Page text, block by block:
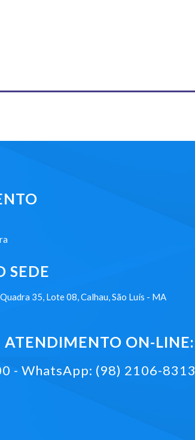
SEDE
35, Lote 08, Calhau, São Luís - MA
ATENDIMENTO ON-LINE:
- WhatsApp: (98) 2106-8313